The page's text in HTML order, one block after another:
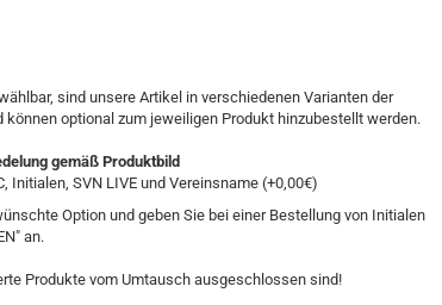
sind unsere Artikel in verschiedenen Varianten der
können optional zum jeweiligen Produkt hinzubestellt werden.
gemäß Produktbild
Initialen, SVN LIVE und Vereinsname (+0,00€)
Option und geben Sie bei einer Bestellung von Initialen
an.
Produkte vom Umtausch ausgeschlossen sind!